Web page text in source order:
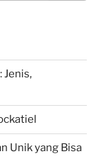
Jenis,
Unik yang Bisa